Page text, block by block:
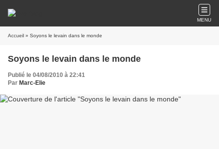
MENU
Accueil » Soyons le levain dans le monde
Soyons le levain dans le monde
Publié le 04/08/2010 à 22:41
Par Marc-Elie